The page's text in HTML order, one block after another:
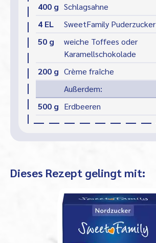
400 g Schlagsahne
4 EL
SweetFamily Puderzucker
50 g
weiche Toffees oder
Karamellschokolade
200 g Crème fraîche
Außerdem:
500 g Erdbeeren
Dieses Rezept gelingt mit: